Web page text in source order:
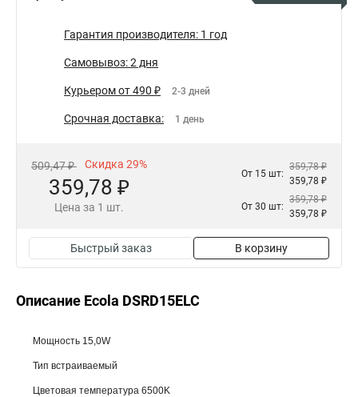
Гарантия производителя: 1 год
Самовывоз: 2 дня
Курьером от 490 ₽ 2-3 дней
Срочная доставка: 1 день
509,47 ₽ Скидка 29%
359,78 ₽
Цена за 1 шт.
От 15 шт:
359,78 ₽
359,78 ₽
От 30 шт:
359,78 ₽
359,78 ₽
Быстрый заказ В корзину
Описание Ecola DSRD15ELC
Мощность 15,0W
Тип встраиваемый
Цветовая температура 6500K